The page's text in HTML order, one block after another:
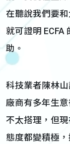
在聽說我們要
就可證明
助。
科技業者陳林
廠商有多年生
不太搭理，但
態度都變積極